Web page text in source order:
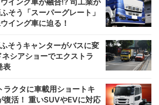
そう「スーパーグレート」
イング車に迫る！
そうキャンターがバスに変
シアショーでエクストラ
表
ラクタに車載用ショートキ
復活！ 重いSUVやEVに対応